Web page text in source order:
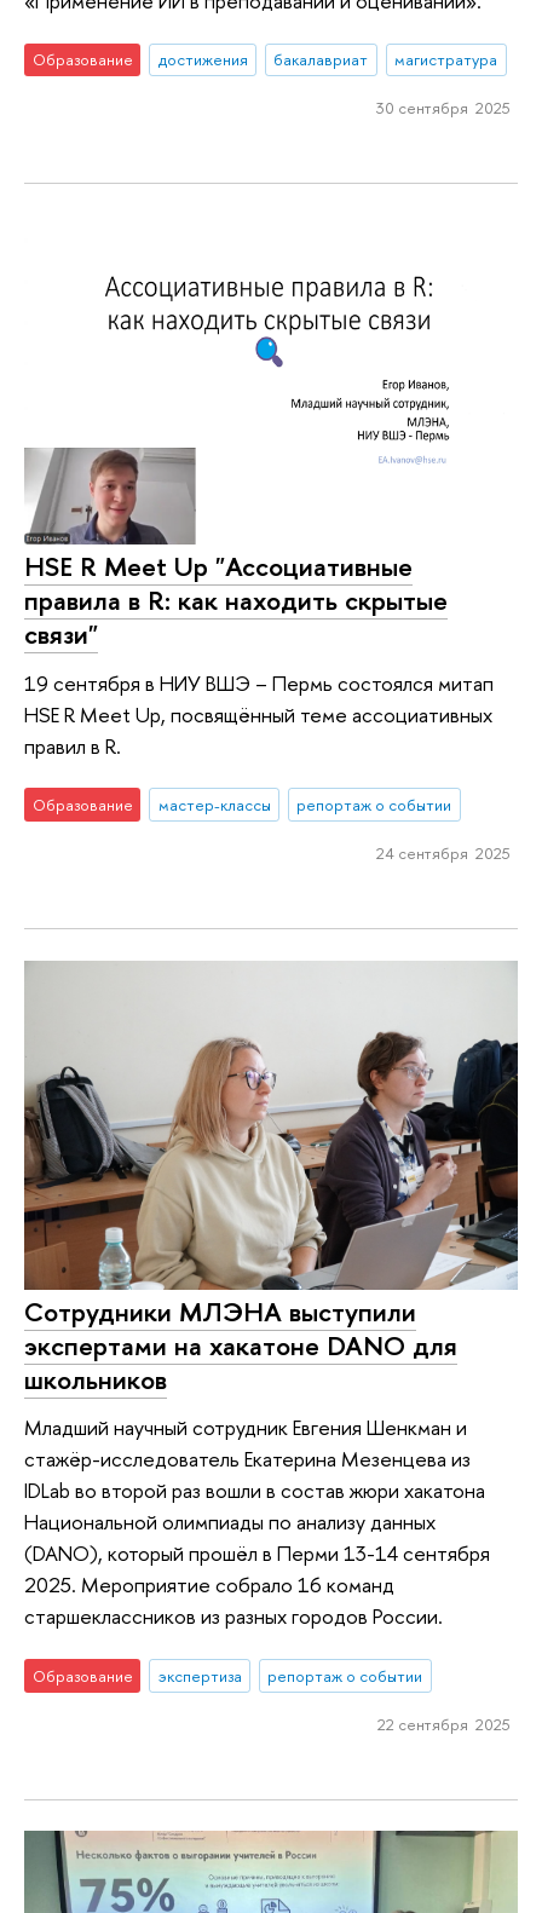
Образование достижения бакалавриат магистратура
30 сентября 2025
HSE R Meet Up "Ассоциативные
правила в R: как находить скрытые
связи"
19 сентября в НИУ ВШЭ – Пермь состоялся митап
HSE R Meet Up, посвящённый теме ассоциативных
правил в R.
Образование мастер-классы репортаж о событии
24 сентября 2025
Сотрудники МЛЭНА выступили
экспертами на хакатоне DANO для
школьников
Младший научный сотрудник Евгения Шенкман и
стажёр-исследователь Екатерина Мезенцева из
IDLab во второй раз вошли в состав жюри хакатона
Национальной олимпиады по анализу данных
(DANO), который прошёл в Перми 13-14 сентября
2025. Мероприятие собрало 16 команд
старшеклассников из разных городов России.
Образование экспертиза репортаж о событии
22 сентября 2025